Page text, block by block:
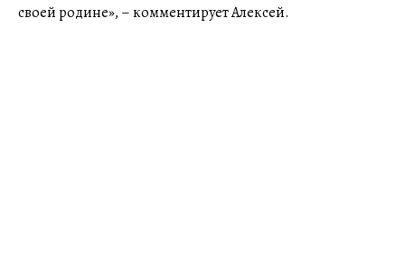
своей родине», – комментирует Алексей.